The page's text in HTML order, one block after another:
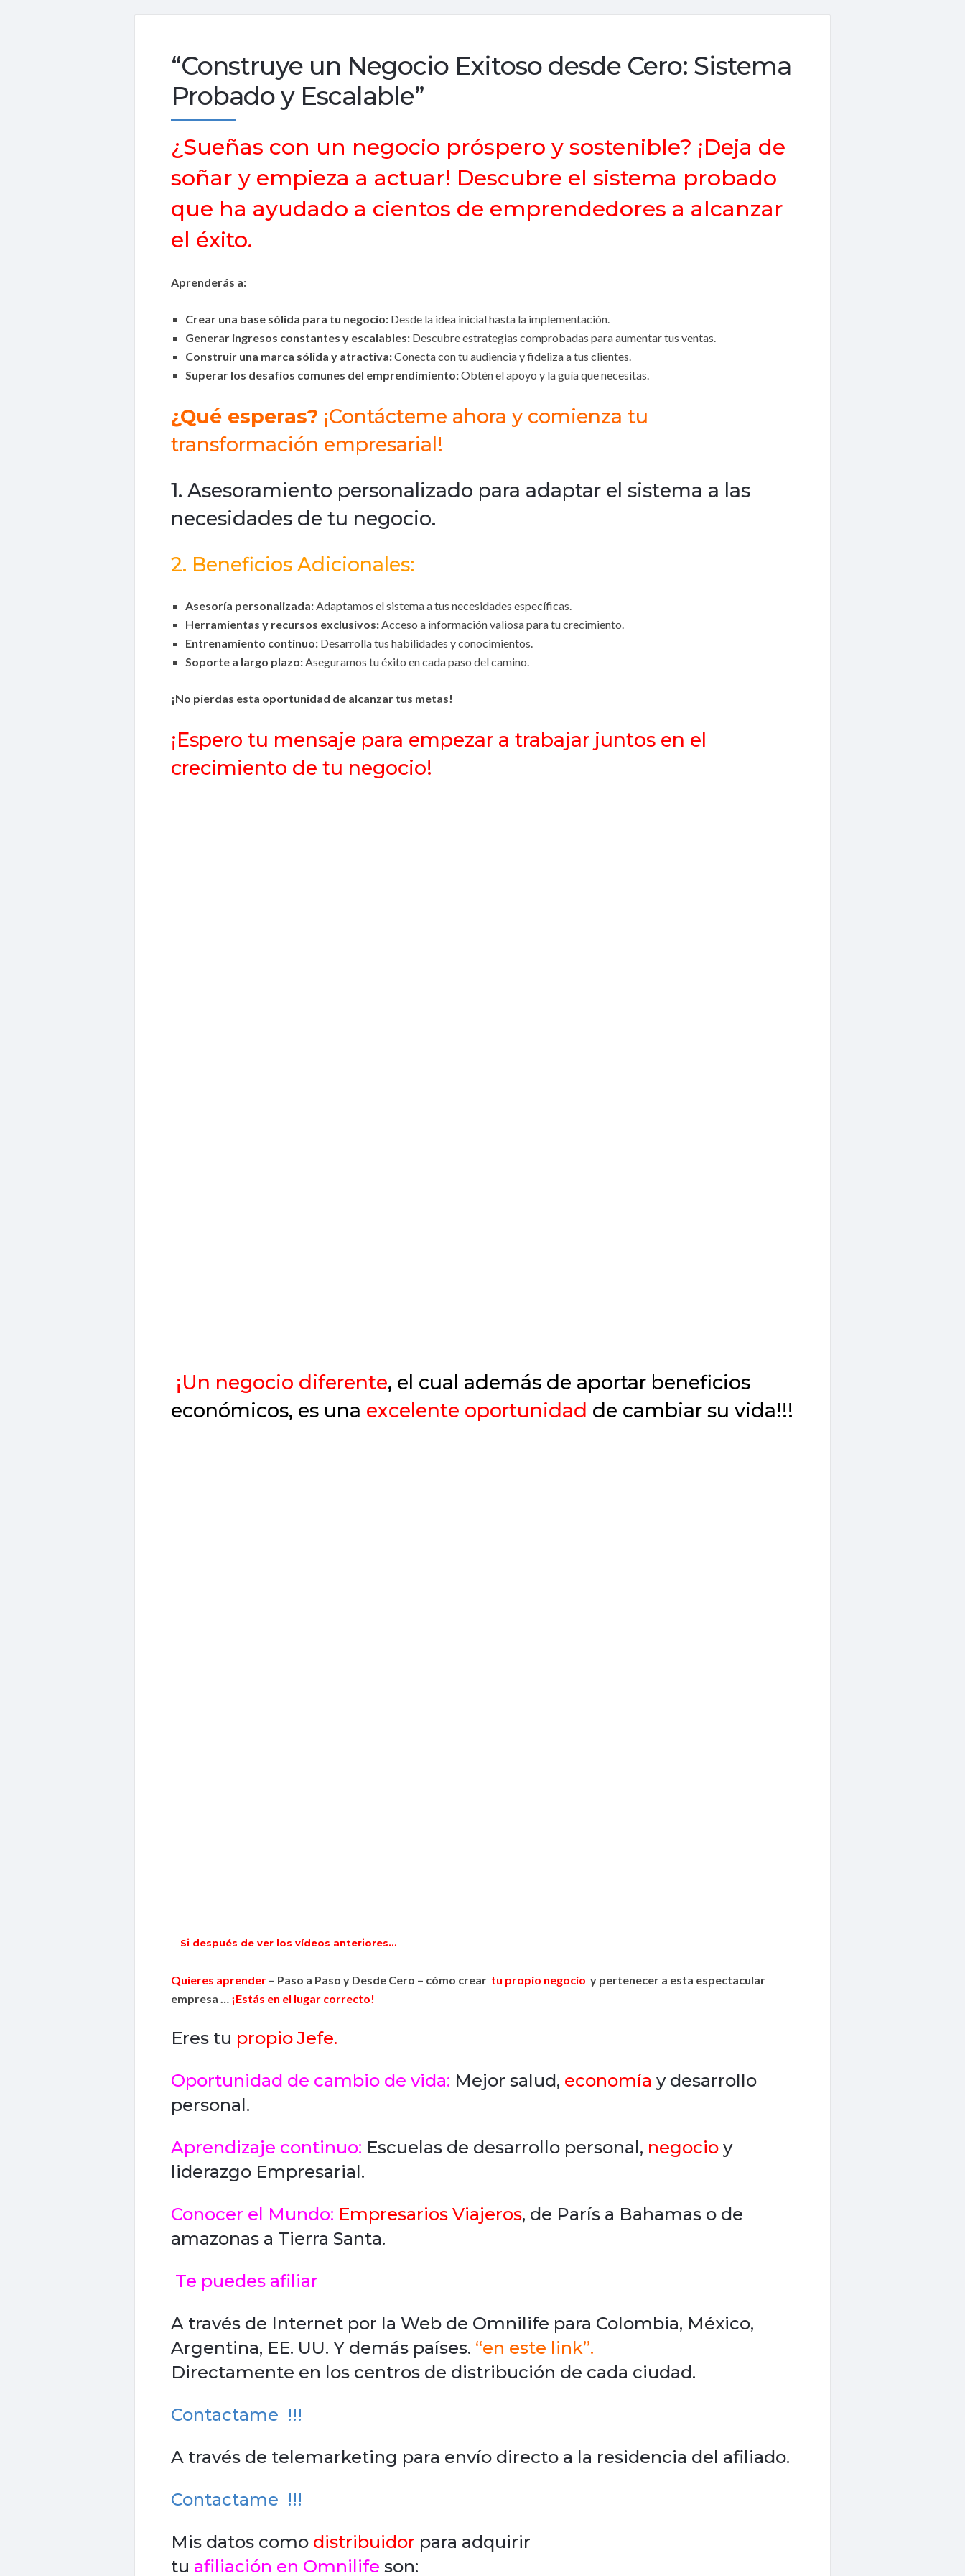
“Construye un Negocio Exitoso desde Cero: Sistema
Probado y Escalable”
¿Sueñas con un negocio próspero y sostenible? ¡Deja de
soñar y empieza a actuar! Descubre el sistema probado
que ha ayudado a cientos de emprendedores a alcanzar
el éxito.
Aprenderás a:
Crear una base sólida para tu negocio: Desde la idea inicial hasta la implementación.
Generar ingresos constantes y escalables: Descubre estrategias comprobadas para aumentar tus ventas.
Construir una marca sólida y atractiva:Conecta con tu audiencia y fideliza a tus clientes.
Superar los desafíos comunes del emprendimiento:Obtén el apoyo y la guía que necesitas.
¿Qué esperas? ¡Contácteme ahora y comienza tu
transformación empresarial!
1. Asesoramiento personalizado para adaptar el sistema a las
necesidades de tu negocio.
2. Beneficios Adicionales:
Asesoría personalizada:Adaptamos el sistema a tus necesidades específicas.
Herramientas y recursos exclusivos:Acceso a información valiosa para tu crecimiento.
Entrenamiento continuo: Desarrolla tus habilidades y conocimientos.
Soporte a largo plazo:Aseguramos tu éxito en cada paso del camino.
¡No pierdas esta oportunidad de alcanzar tus metas!
¡Espero tu mensaje para empezar a trabajar juntos en el
crecimiento de tu negocio!
¡Un negocio diferente, el cual además de aportar beneficios
económicos, es una excelente oportunidad de cambiar su vida!!!
Si después de ver los vídeos anteriores…
Quieres aprender – Paso a Paso y Desde Cero – cómo crear tu propio negocio y pertenecer a esta espectacular
empresa … ¡Estás en el lugar correcto!
Eres tu propio Jefe.
Oportunidad de cambio de vida: Mejor salud, economía y desarrollo
personal.
Aprendizaje continuo: Escuelas de desarrollo personal, negocio y
liderazgo Empresarial.
Conocer el Mundo: Empresarios Viajeros, de París a Bahamas o de
amazonas a Tierra Santa.
Te puedes afiliar
A través de Internet por la Web de Omnilife para Colombia, México,
Argentina, EE. UU. Y demás países. “en este link”.
Directamente en los centros de distribución de cada ciudad.
Contactame !!!
A través de telemarketing para envío directo a la residencia del afiliado.
Contactame !!!
Mis datos como distribuidor para adquirir
tu afiliación en Omnilife son: